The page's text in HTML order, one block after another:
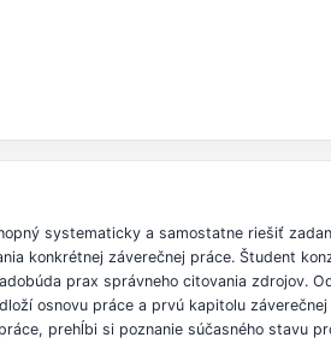
systematicky a samostatne riešiť
konkrétnej záverečnej práce. Študent
prax správneho citovania zdrojov.
osnovu práce a prvú kapitolu záverečnej
prehĺbi si poznanie súčasného stavu